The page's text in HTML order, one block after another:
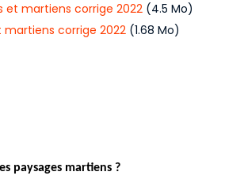
et martiens corrige 2022 (4.5 Mo)
corrige 2022 (1.68 Mo)
paysages martiens ?